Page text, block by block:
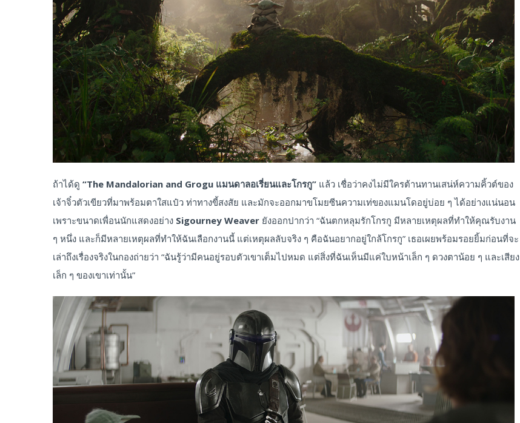
ถ้าได้ดู “The Mandalorian and Grogu แมนดาลอเรี่ยนและโกรกู” แล้ว เชื่อว่าคงไม่มีใครต้านทานเสน่ห์ความคิ้วต์ของ
เจ้าจิ๋วตัวเขียวที่มาพร้อมตาใสแป๋ว ท่าทางขี้สงสัย และมักจะออกมาขโมยซีนความเท่ของแมนโดอยู่บ่อย ๆ ได้อย่างแน่นอน
เพราะขนาดเพื่อนนักแสดงอย่าง Sigourney Weaver ยังออกปากว่า “ฉันตกหลุมรักโกรกู มีหลายเหตุผลที่ทำให้คุณรับงาน
ๆ หนึ่ง และก็มีหลายเหตุผลที่ทำให้ฉันเลือกงานนี้ แต่เหตุผลลับจริง ๆ คือฉันอยากอยู่ใกล้โกรกู” เธอเผยพร้อมรอยยิ้มก่อนที่จะ
เล่าถึงเรื่องจริงในกองถ่ายว่า “ฉันรู้ว่ามีคนอยู่รอบตัวเขาเต็มไปหมด แต่สิ่งที่ฉันเห็นมีแค่ใบหน้าเล็ก ๆ ดวงตาน้อย ๆ และเสียง
เล็ก ๆ ของเขาเท่านั้น”